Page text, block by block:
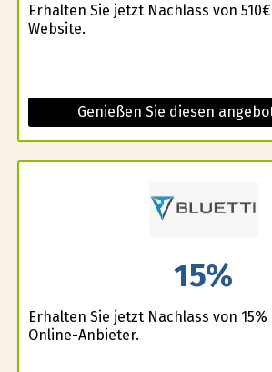
Erhalten Sie jetzt Nachlass von
Website.
Genießen Sie diesen
15%
Erhalten Sie jetzt Nachlass von
Online-Anbieter.